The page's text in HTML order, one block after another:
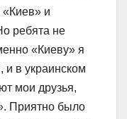
и
ребята не
«Киеву» я
и в украинском
мои друзья,
Приятно было